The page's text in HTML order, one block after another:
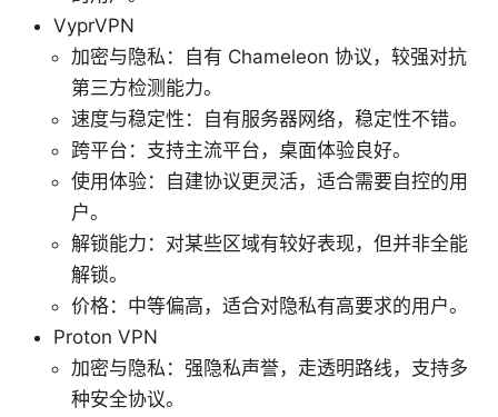
VyprVPN
加密与隐私：自有 Chameleon 协议，较强对抗
第三方检测能力。
速度与稳定性：自有服务器网络，稳定性不错。
跨平台：支持主流平台，桌面体验良好。
使用体验：自建协议更灵活，适合需要自控的用
户。
解锁能力：对某些区域有较好表现，但并非全能
解锁。
价格：中等偏高，适合对隐私有高要求的用户。
Proton VPN
加密与隐私：强隐私声誉，走透明路线，支持多
种安全协议。